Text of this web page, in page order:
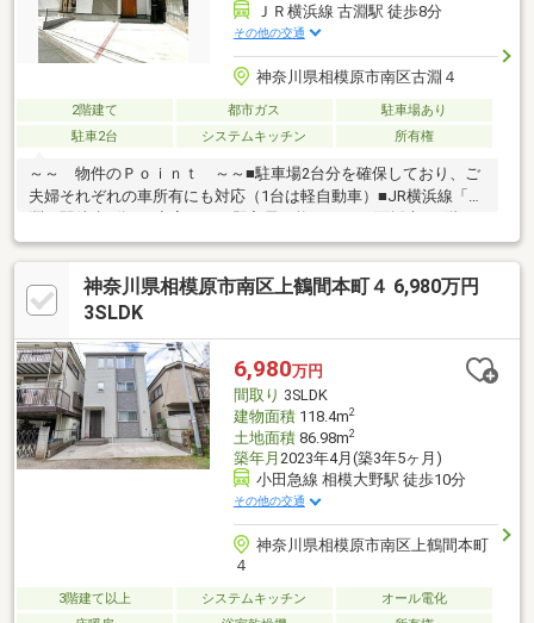
ＪＲ横浜線 古淵駅 徒歩8分
その他の交通
神奈川県相模原市南区古淵４
2階建て 都市ガス
駐車場あり
駐車2台
システムキッチン 所有権
～～ 物件のＰｏｉｎｔ ～～■駐車場2台分を確保しており、ご
夫婦それぞれの車所有にも対応（1台は軽自動車）■JR横浜線「古
淵」駅徒歩8分！■空室につき即入居可能です！■3面採光の2階リ
ビング、LDK約16.3帖あります！■1階洋室・サービスルームは6.6
帖のゆとりの広さご興味ございましたら下記「資料請求・お問い
合わせ」欄に必要事項記入の上、お問い合わせください。担当者
より、ご希望に合わせて資料送付や、ご内覧等手配等させていた
兼ねなくご相談ください。
神奈川県相模原市南区上鶴間本町４ 6,980万円
3SLDK
6,980万円
間取り 3SLDK
建物面積118.4m2
土地面積86.98m2
築年月 2023年4月(築3年5ヶ月)
小田急線 相模大野駅 徒歩10分
その他の交通
神奈川県相模原市南区上鶴間本町
４
3階建て以上 システムキッチン
オール電化